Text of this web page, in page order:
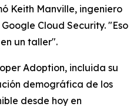
Keith Manville, ingeniero
Cloud Security. "Eso
un taller".
Adoption, incluida su
demográfica de los
desde hoy en